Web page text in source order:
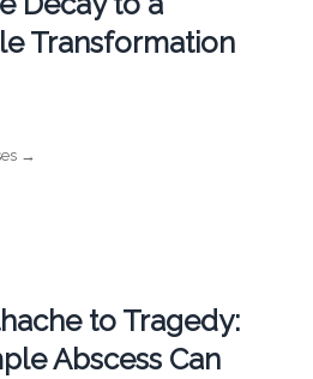
Transformation
→
to Tragedy:
Abscess Can